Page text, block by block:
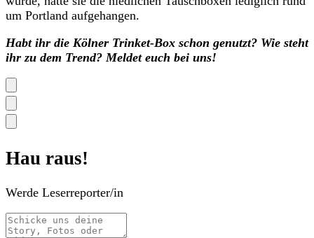
um Portland aufgehangen.
Habt ihr die Kölner Trinket-Box schon genutzt? Wie steht
ihr zu dem Trend? Meldet euch bei uns!
Hau raus!
Werde Leserreporter/in